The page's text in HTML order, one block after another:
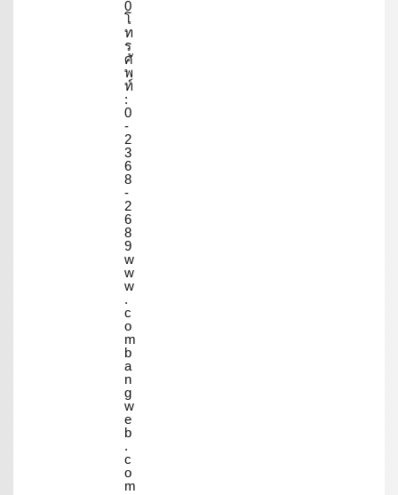
0
โ
ท
ร
ศั
พ
ท์
:
0
-
2
3
6
8
-
2
6
8
9
w
w
w
.
c
o
m
b
a
n
g
w
e
b
.
c
o
m